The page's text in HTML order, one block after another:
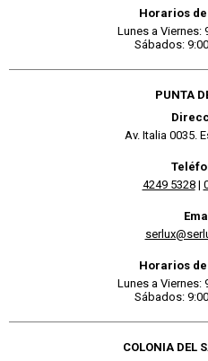
Horarios
Lunes a Viernes:
Sábados:
PUNTA
Av. Italia 0035.
4249 5328|
Horarios
Lunes a Viernes:
Sábados:
COLONIA DEL